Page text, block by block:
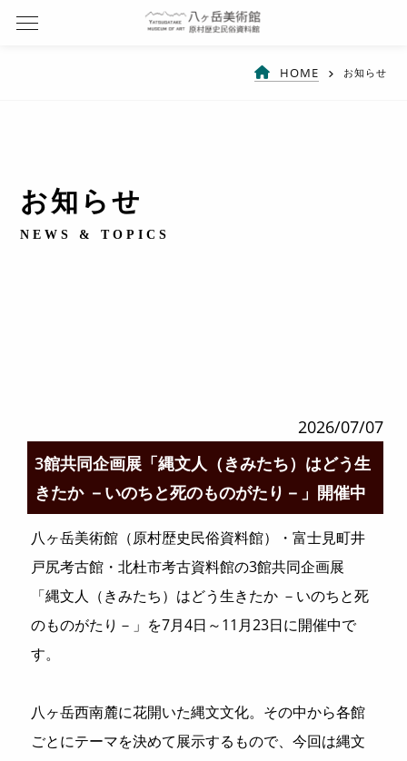
HOME お知らせ
お知らせ
NEWS & TOPICS
2026/07/07
3館共同企画展「縄文人（きみたち）はどう生
きたか －いのちと死のものがたり－」開催中
八ヶ岳美術館（原村歴史民俗資料館）・富士見町井
戸尻考古館・北杜市考古資料館の3館共同企画展
「縄文人（きみたち）はどう生きたか －いのちと死
のものがたり－」を7月4日～11月23日に開催中で
す。
八ヶ岳西南麓に花開いた縄文文化。その中から各館
ごとにテーマを決めて展示するもので、今回は縄文